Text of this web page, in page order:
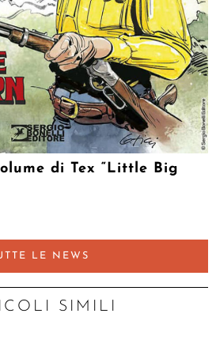
di Tex “Little Big
LE NEWS
SIMILI